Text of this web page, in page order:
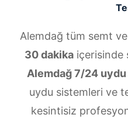
Alemdağ tüm semt
30 dakika içerisinde
Alemdağ 7/24
uydu sistemleri ve
kesintisiz